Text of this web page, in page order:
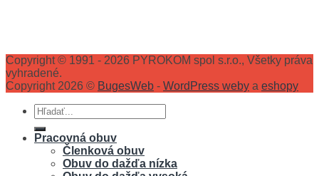
Copyright © 1991 - 2026 PYROKOM spol s.r.o., Všetky práva
vyhradené.
Copyright 2026 © BugesWeb - WordPress weby a eshopy
Hľadať:
Pracovná obuv
Členková obuv
Obuv do dažďa nízka